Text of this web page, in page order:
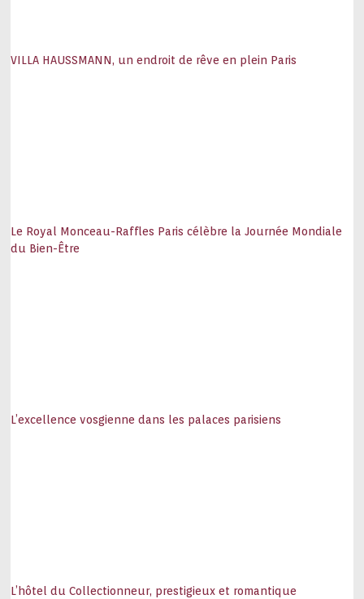
VILLA HAUSSMANN, un endroit de rêve en plein Paris
Le Royal Monceau-Raffles Paris célèbre la Journée Mondiale
du Bien-Être
L’excellence vosgienne dans les palaces parisiens
L’hôtel du Collectionneur, prestigieux et romantique